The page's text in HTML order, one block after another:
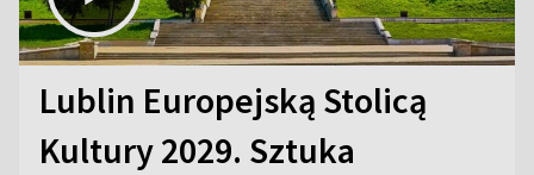
Lublin Europejską Stolicą
Kultury 2029. Sztuka